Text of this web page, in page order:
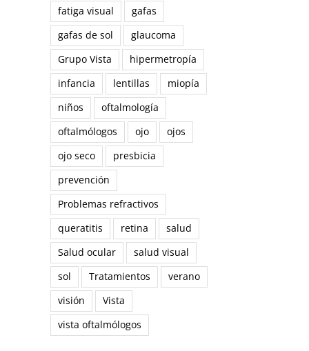
fatiga visual
gafas
gafas de sol
glaucoma
Grupo Vista
hipermetropía
infancia
lentillas
miopía
niños
oftalmología
oftalmólogos
ojo
ojos
ojo seco
presbicia
prevención
Problemas refractivos
queratitis
retina
salud
Salud ocular
salud visual
sol
Tratamientos
verano
visión
Vista
vista oftalmólogos